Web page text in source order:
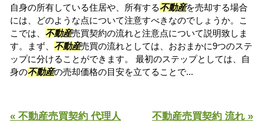
自身の所有している住居や、所有する不動産を売却する場合
には、どのような点について注意すべきなのでしょうか。こ
こでは、 不動産売買契約の流れと注意点について説明致しま
す。まず、 不動産売買の流れとしては、おおまかに9つのステ
ップに分けることができます。 最初のステップとしては、自
身の不動産の売却価格の目安を立てることで...
« 不動産売買契約 代理人 不動産売買契約 流れ »